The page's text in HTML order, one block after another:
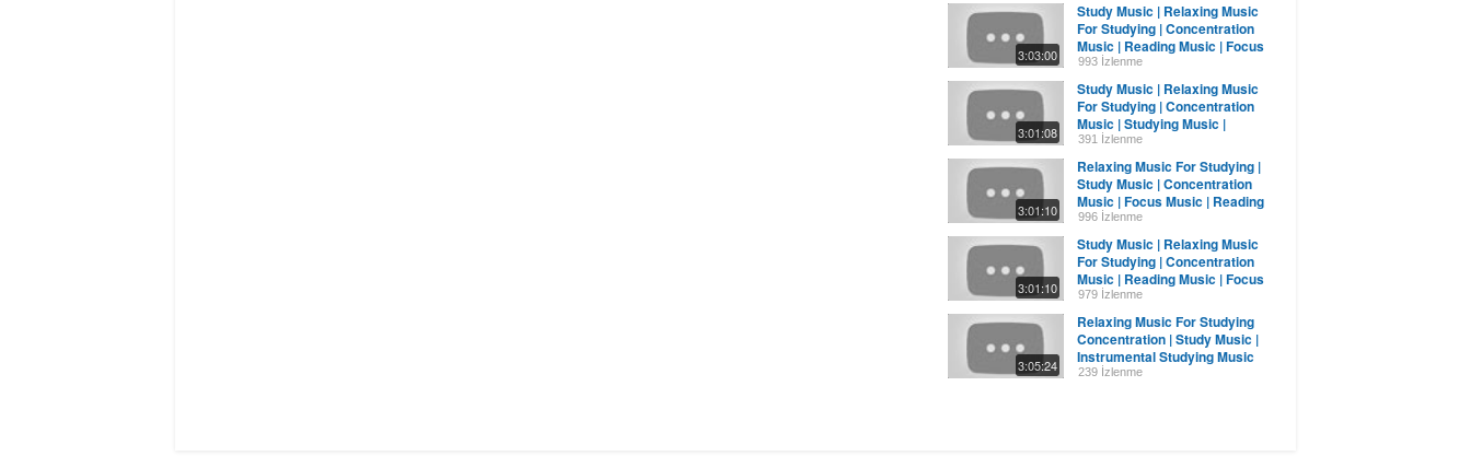
3:03:00
Study Music | Relaxing Music
For Studying | Concentration
Music | Reading Music | Focus
Music
993 İzlenme
3:01:08
Study Music | Relaxing Music
For Studying | Concentration
Music | Studying Music |
Reading Music
391 İzlenme
3:01:10
Relaxing Music For Studying |
Study Music | Concentration
Music | Focus Music | Reading
Music
996 İzlenme
3:01:10
Study Music | Relaxing Music
For Studying | Concentration
Music | Reading Music | Focus
Music
979 İzlenme
3:05:24
Relaxing Music For Studying
Concentration | Study Music |
Instrumental Studying Music
Reading
239 İzlenme